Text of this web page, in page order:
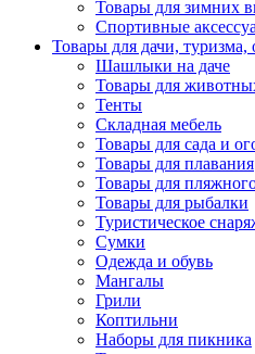
Товары для зимних
Спортивные
Товары для дачи, туризма,
Шашлыки на даче
Товары для
Тенты
Складная мебель
Товары для сада и
Товары для плавания
Товары для
Товары для рыбалки
Туристическое
Сумки
Одежда и обувь
Мангалы
Грили
Коптильни
Наборы для пикника